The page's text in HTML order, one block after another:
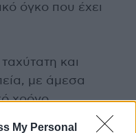
My Personal
όγκο που έχει
και
με άμεσα
χρόνο
συνηθέστερα για